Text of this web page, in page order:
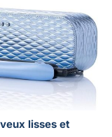
lisses et